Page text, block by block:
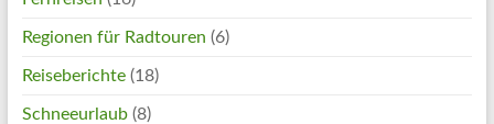
Regionen für Radtouren (6)
Reiseberichte(18)
Schneeurlaub(8)